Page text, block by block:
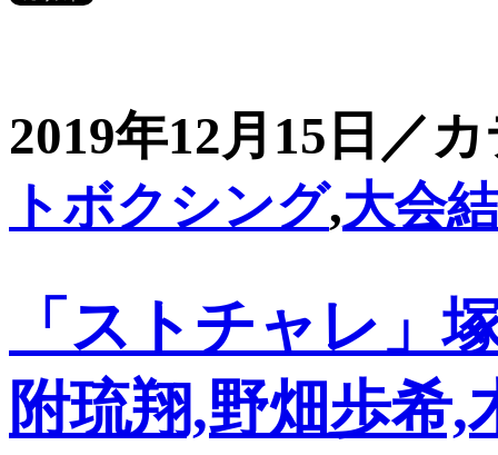
2019年12月15日／
トボクシング,大会
「ストチャレ」
附琉翔,野畑歩希,